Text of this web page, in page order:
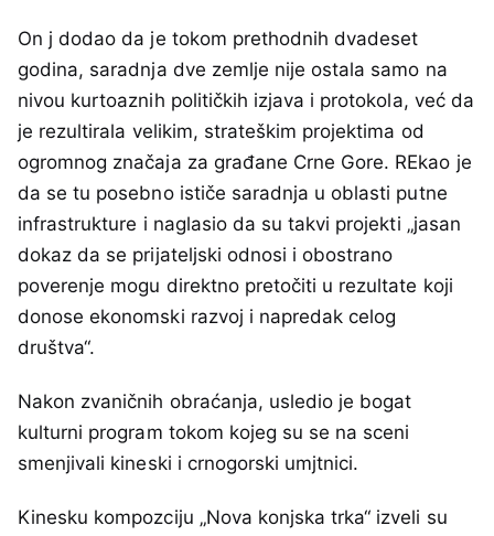
On j dodao da je tokom prethodnih dvadeset
godina, saradnja dve zemlje nije ostala samo na
nivou kurtoaznih političkih izjava i protokola, već da
je rezultirala velikim, strateškim projektima od
ogromnog značaja za građane Crne Gore. REkao je
da se tu posebno ističe saradnja u oblasti putne
infrastrukture i naglasio da su takvi projekti „jasan
dokaz da se prijateljski odnosi i obostrano
poverenje mogu direktno pretočiti u rezultate koji
donose ekonomski razvoj i napredak celog
društva“.
Nakon zvaničnih obraćanja, usledio je bogat
kulturni program tokom kojeg su se na sceni
smenjivali kineski i crnogorski umjtnici.
Kinesku kompozciju „Nova konjska trka“ izveli su